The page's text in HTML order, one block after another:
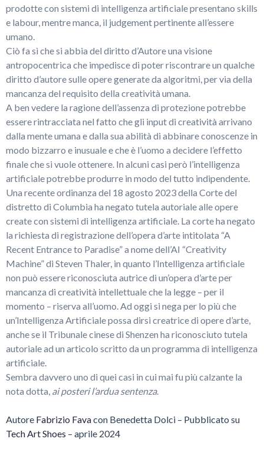
prodotte con sistemi di intelligenza artificiale presentano skills
e labour, mentre manca, il judgement pertinente all’essere
umano.
Ciò fa sì che si abbia del diritto d’Autore una visione
antropocentrica che impedisce di poter riscontrare un qualche
diritto d’autore sulle opere generate da algoritmi, per via della
mancanza del requisito della creatività umana.
A ben vedere la ragione dell’assenza di protezione potrebbe
essere rintracciata nel fatto che gli input di creatività arrivano
dalla mente umana e dalla sua abilità di abbinare conoscenze in
modo bizzarro e inusuale e che è l’uomo a decidere l’effetto
finale che si vuole ottenere. In alcuni casi però l’intelligenza
artificiale potrebbe produrre in modo del tutto indipendente.
Una recente ordinanza del 18 agosto 2023 della Corte del
distretto di Columbia ha negato tutela autoriale alle opere
create con sistemi di intelligenza artificiale. La corte ha negato
la richiesta di registrazione dell’opera d’arte intitolata “A
Recent Entrance to Paradise” a nome dell’AI “Creativity
Machine” di Steven Thaler, in quanto l’Intelligenza artificiale
non può essere riconosciuta autrice di un’opera d’arte per
mancanza di creatività intellettuale che la legge – per il
momento – riserva all’uomo. Ad oggi si nega per lo più che
un’Intelligenza Artificiale possa dirsi creatrice di opere d’arte,
anche se il Tribunale cinese di Shenzen ha riconosciuto tutela
autoriale ad un articolo scritto da un programma di intelligenza
artificiale.
Sembra davvero uno di quei casi in cui mai fu più calzante la
nota dotta, ai posteri l’ardua sentenza.
Autore Fabrizio Favacon Benedetta Dolci – Pubblicato su
Tech Art Shoes – aprile 2024